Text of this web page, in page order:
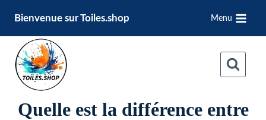
contenu
Bienvenue sur Toiles.shop Menu
Quelle est la différence entre